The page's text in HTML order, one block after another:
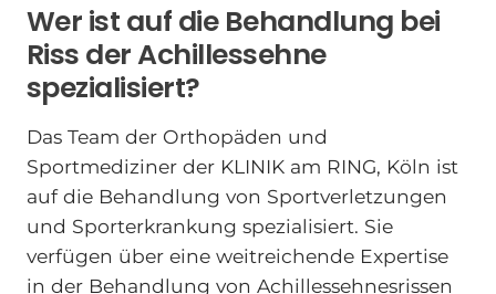
Wer ist auf die Behandlung bei
Riss der Achillessehne
spezialisiert?
Das Team der Orthopäden und
Sportmediziner der KLINIK am RING, Köln ist
auf die Behandlung von Sportverletzungen
und Sporterkrankung spezialisiert. Sie
verfügen über eine weitreichende Expertise
in der Behandlung von Achillessehnesrissen